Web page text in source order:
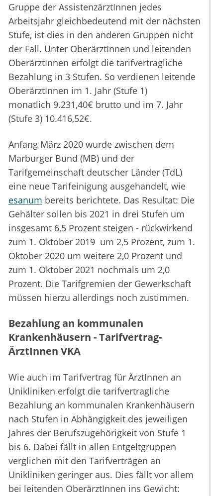
Gruppe der AssistenzärztInnen jedes
Arbeitsjahr gleichbedeutend mit der nächsten
Stufe, ist dies in den anderen Gruppen nicht
der Fall. Unter OberärztInnen und leitenden
OberärztInnen erfolgt die tarifvertragliche
Bezahlung in 3 Stufen. So verdienen leitende
OberärztInnen im 1. Jahr (Stufe 1)
monatlich 9.231,40€ brutto und im 7. Jahr
(Stufe 3) 10.416,52€.
Anfang März 2020 wurde zwischen dem
Marburger Bund (MB) und der
Tarifgemeinschaft deutscher Länder (TdL)
eine neue Tarifeinigung ausgehandelt, wie
esanum bereits berichtete. Das Resultat: Die
Gehälter sollen bis 2021 in drei Stufen um
insgesamt 6,5 Prozent steigen - rückwirkend
zum 1. Oktober 2019 um 2,5 Prozent, zum 1.
Oktober 2020 um weitere 2,0 Prozent und
zum 1. Oktober 2021 nochmals um 2,0
Prozent. Die Tarifgremien der Gewerkschaft
müssen hierzu allerdings noch zustimmen.
Bezahlung an kommunalen
Krankenhäusern - Tarifvertrag-
ÄrztInnen VKA
Wie auch im Tarifvertrag für ÄrztInnen an
Unikliniken erfolgt die tarifvertragliche
Bezahlung an kommunalen Krankenhäusern
nach Stufen in Abhängigkeit des jeweiligen
Jahres der Berufszugehörigkeit von Stufe 1
bis 6. Dabei fällt in allen Entgeltgruppen
verglichen mit den Tarifverträgen an
Unikliniken geringer aus. Dies fällt vor allem
bei leitenden OberärztInnen ins Gewicht: